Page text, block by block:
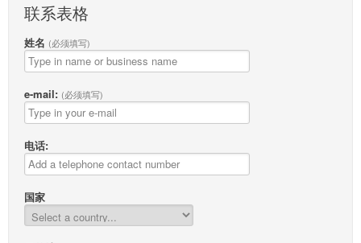
联系表格
姓名 (必须填写)
e-mail: (必须填写)
电话:
国家